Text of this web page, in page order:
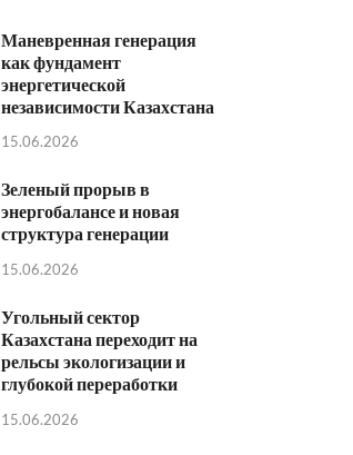
Маневренная генерация
как фундамент
энергетической
независимости Казахстана
15.06.2026
Зеленый прорыв в
энергобалансе и новая
структура генерации
15.06.2026
Угольный сектор
Казахстана переходит на
рельсы экологизации и
глубокой переработки
15.06.2026